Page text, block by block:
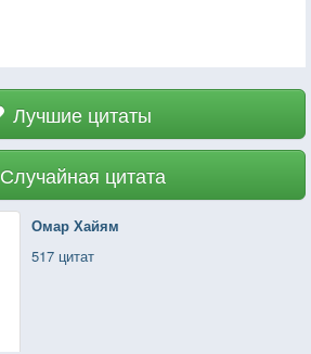
Лучшие цитаты
Случайная цитата
Омар Хайям
517 цитат